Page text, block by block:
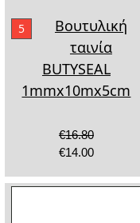
5
Βουτυλική
ταινία
BUTYSEAL
1mmx10mx5cm
€16.80
€14.00